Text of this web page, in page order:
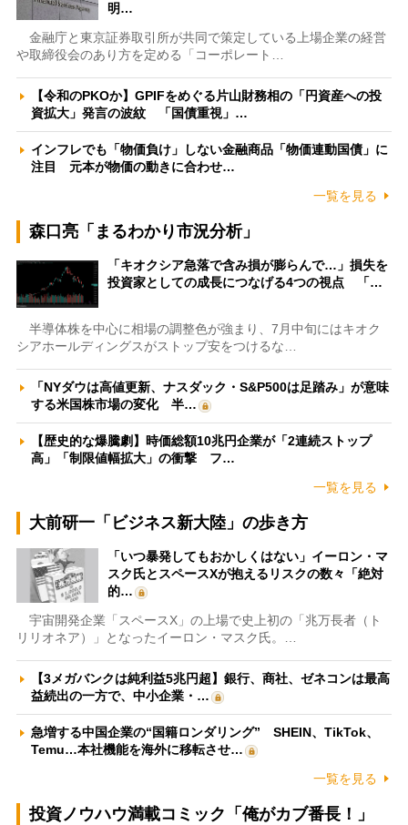
明…
金融庁と東京証券取引所が共同で策定している上場企業の経営
や取締役会のあり方を定める「コーポレート…
【令和のPKOか】GPIFをめぐる片山財務相の「円資産への投
資拡大」発言の波紋 「国債重視」…
インフレでも「物価負け」しない金融商品「物価連動国債」に
注目 元本が物価の動きに合わせ…
一覧を見る
森口亮「まるわかり市況分析」
「キオクシア急落で含み損が膨らんで…」損失を
投資家としての成長につなげる4つの視点 「…
半導体株を中心に相場の調整色が強まり、7月中旬にはキオク
シアホールディングスがストップ安をつけるな…
「NYダウは高値更新、ナスダック・S&P500は足踏み」が意味
する米国株市場の変化 半…
【歴史的な爆騰劇】時価総額10兆円企業が「2連続ストップ
高」「制限値幅拡大」の衝撃 フ…
一覧を見る
大前研一「ビジネス新大陸」の歩き方
「いつ暴発してもおかしくはない」イーロン・マ
スク氏とスペースXが抱えるリスクの数々「絶対
的…
宇宙開発企業「スペースX」の上場で史上初の「兆万長者（ト
リリオネア）」となったイーロン・マスク氏。…
【3メガバンクは純利益5兆円超】銀行、商社、ゼネコンは最高
益続出の一方で、中小企業・…
急増する中国企業の“国籍ロンダリング” SHEIN、TikTok、
Temu…本社機能を海外に移転させ…
一覧を見る
投資ノウハウ満載コミック「俺がカブ番長！」